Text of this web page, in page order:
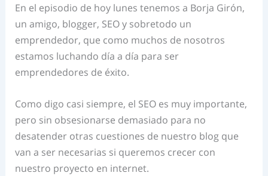
En el episodio de hoy lunes tenemos a Borja Girón,
un amigo, blogger, SEO y sobretodo un
emprendedor, que como muchos de nosotros
estamos luchando día a día para ser
emprendedores de éxito.
Como digo casi siempre, el SEO es muy importante,
pero sin obsesionarse demasiado para no
desatender otras cuestiones de nuestro blog que
van a ser necesarias si queremos crecer con
nuestro proyecto en internet.